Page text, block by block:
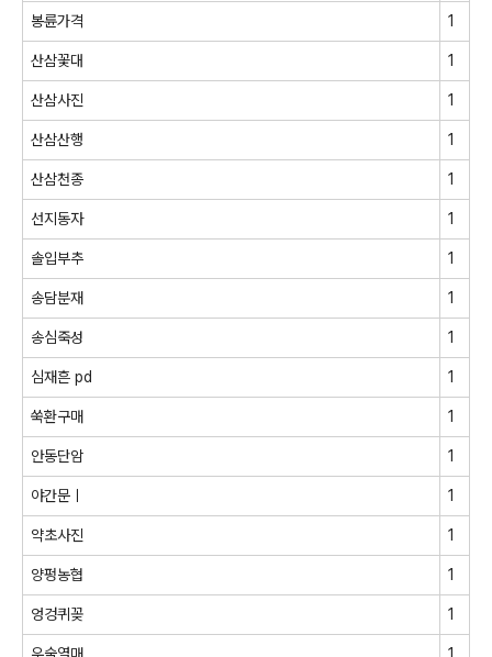
봉륜가격 1
산삼꽃대 1
산삼사진 1
산삼산행 1
산삼천종 1
선지동자 1
솔입부추 1
송담분재 1
송심죽성 1
심재흔 pd 1
쑥환구매 1
안동단암 1
야간문ㅣ 1
약초사진 1
양펑농협 1
엉겅퀴꽂 1